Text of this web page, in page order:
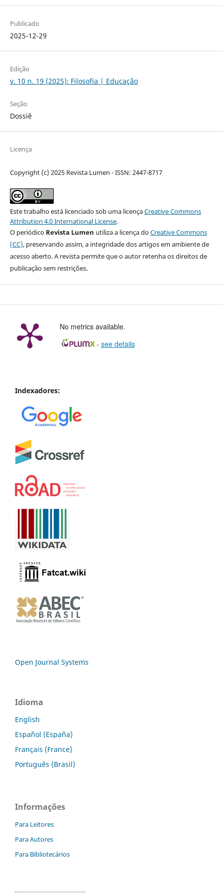
Publicado
2025-12-29
Edição
v. 10 n. 19 (2025): Filosofia | Educação
Seção
Dossiê
Licença
Copyright (c) 2025 Revista Lumen - ISSN: 2447-8717
Este trabalho está licenciado sob uma licençaCreative Commons
Attribution 4.0 International License.
O periódico Revista Lumen utiliza a licença doCreative Commons
(CC), preservando assim, a integridade dos artigos em ambiente de
acesso aberto. A revista permite que o autor retenha os direitos de
publicação sem restrições.
No metrics available.
- see details
Indexadores:
Open Journal Systems
Idioma
English
Español (España)
Français (France)
Português (Brasil)
Informações
Para Leitores
Para Autores
Para Bibliotecários